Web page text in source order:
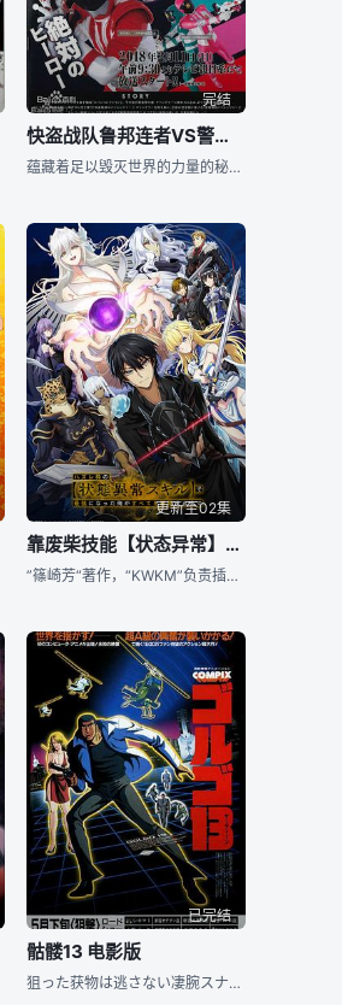
完结
快盗战队鲁邦连者VS警察战队巡逻连者
蕴藏着足以毁灭世界的力量的秘宝「Lupin Collection（鲁邦珍藏）」，就在这宝藏被异世界的敌人・Gangler抢夺的时候，2支战队行动起来！ 以夺回珍藏为目标，轻巧在空中舞动的「快盗战队鲁邦连者」！ 以打倒Gangler为心愿，奔走在正义之道的「警察战队巡逻连者」！ 超级战队系列史上初2支战队同时登场！！ 前所未有冲撃的战斗，现正揭开序幕⋯！
更新至02集
靠废柴技能【状态异常】成为最强的我将蹂躏一切
”篠崎芳“著作，“KWKM”负责插画的轻小说 《#靠废柴技能【状态异常】成为最强的我将蹂躏一切#》宣布TV动画化~
已完结
骷髅13 电影版
狙った获物は逃さない凄腕スナイパー・ゴルゴ13が遂行する暗杀という仕事を通して、きな臭い世界情势や国际的な阴谋を描くハードボイルド。本作は原作の『帝王の罠』というエピソードをベースに、当时の最新Ｃ